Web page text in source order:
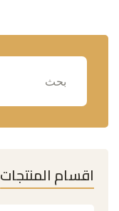
اقسام المنتجات